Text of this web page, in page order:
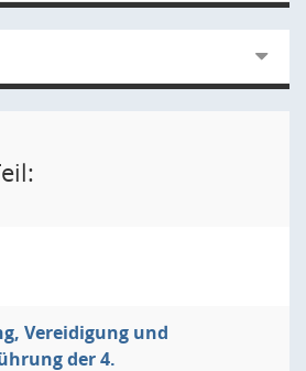
Vereidigung und
der 4.